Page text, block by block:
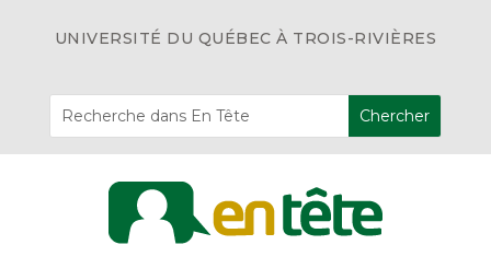
UNIVERSITÉ DU QUÉBEC À TROIS-RIVIÈRES